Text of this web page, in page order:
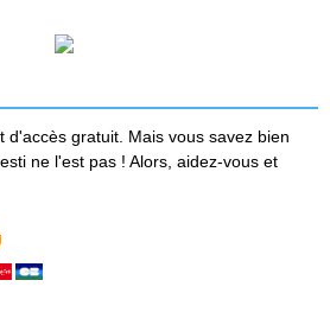
d'accès gratuit. Mais vous savez bien
ne l'est pas ! Alors, aidez-vous et